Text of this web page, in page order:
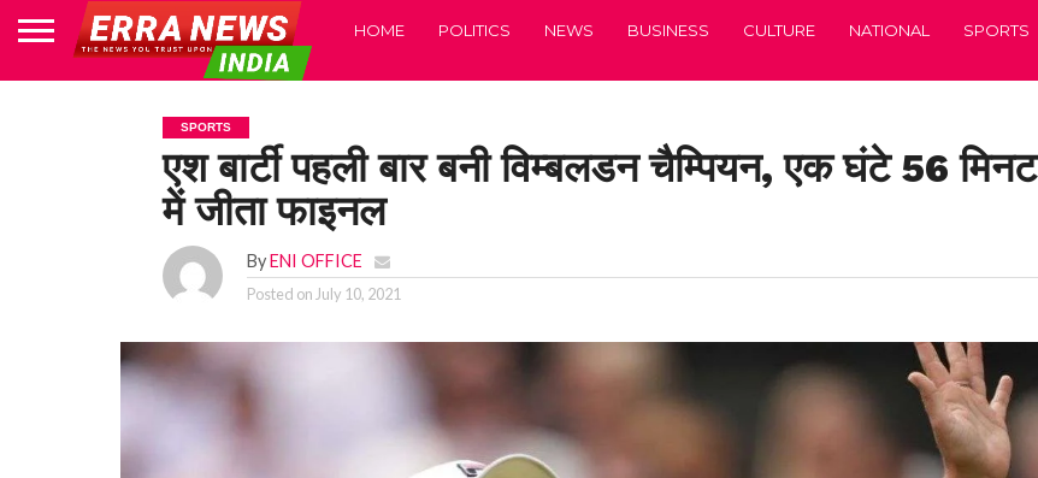
HOME POLITICS NEWS BUSINESS CULTURE NATIONAL SPORTS
SPORTS
एश बार्टी पहली बार बनी विम्बलडन चैम्पियन, एक घंटे 56 मिनट
में जीता फाइनल
ByENI OFFICE
Posted on July 10, 2021